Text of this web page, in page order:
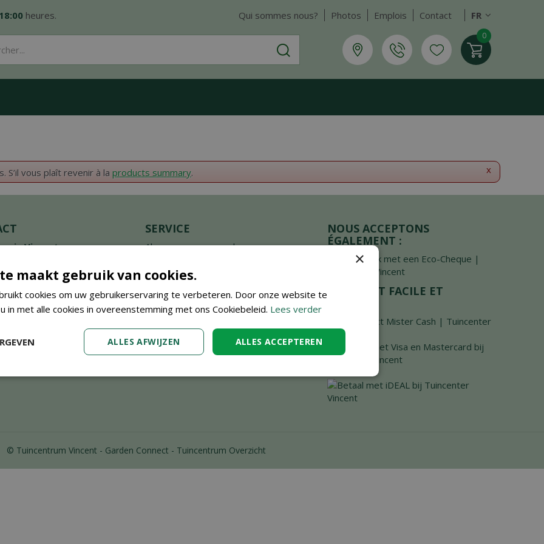
18:00 heures. Qui sommes nous? Photos Emplois Contact FR
x
vous plaît revenir à la products summary.
Vincent
vincent.be
SERVICE
Algemene voorwaarden
Transportkosten
Disclaimer
NOUS ACCEPTONS
ÉGALEMENT :
PAIEMENT FACILE ET
© Tuincentrum Vincent Garden Connect Tuincentrum Overzicht
×
maakt gebruik van cookies.
cookies om uw gebruikerservaring te verbeteren. Door onze website te
in met alle cookies in overeenstemming met ons Cookiebeleid. Lees verder
ALLES ACCEPTEREN
ALLES AFWIJZEN